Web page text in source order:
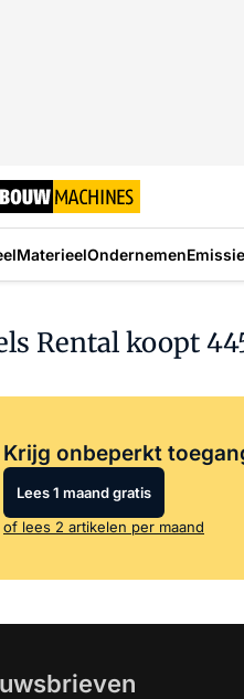
MaterieelOndernemen
Rental koopt
Krijg onbeperkt
Lees 1 maand gratis
of lees 2 artikelen per maand